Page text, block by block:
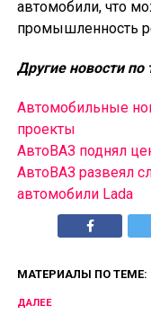
автомобили, что
промышленность
Другие новости по
Автомобильные
проекты
АвтоВАЗ поднял
АвтоВАЗ развеял
автомобили Lada
МАТЕРИАЛЫ ПО ТЕМЕ:
ДАЛЕЕ